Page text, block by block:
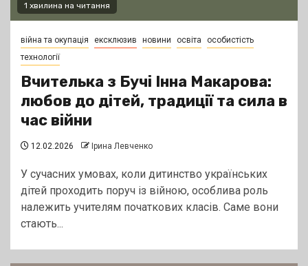
1 хвилина на читання
війна та окупація ексклюзив новини освіта
особистість
технології
Вчителька з Бучі Інна Макарова:
любов до дітей, традиції та сила в
час війни
12.02.2026 Ірина Левченко
У сучасних умовах, коли дитинство українських
дітей проходить поруч із війною, особлива роль
належить учителям початкових класів. Саме вони
стають...